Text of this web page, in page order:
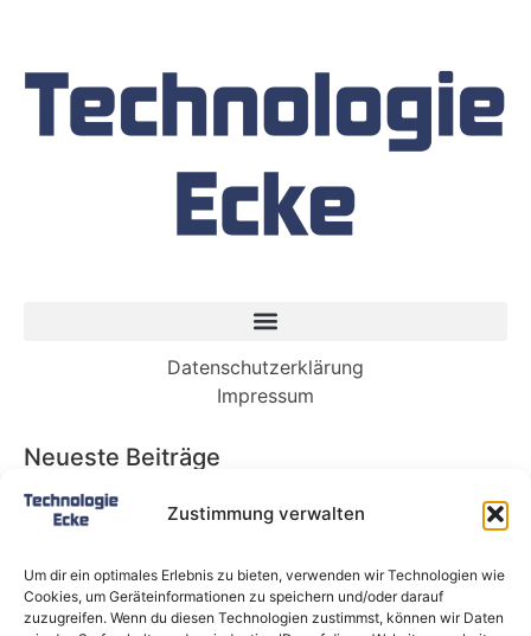
Zustimmung verwalten
Um dir ein optimales Erlebnis zu bieten, verwenden wir Technologien wie
Cookies, um Geräteinformationen zu speichern und/oder darauf
zuzugreifen. Wenn du diesen Technologien zustimmst, können wir Daten
Datenschutzerklärung
Impressum
Neueste Beiträge
Babybett 90×200: Die perfekte Lösung für
wachsende Kinder und kleine Räume
Deutschland endlich ein Recht auf Kühlung
braucht